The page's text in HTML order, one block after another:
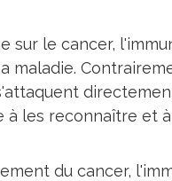
sur le cancer,
maladie.
à les reconnaître et
du cancer,